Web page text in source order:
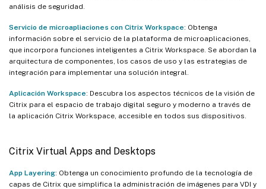
análisis de seguridad.
Servicio de microapliaciones con Citrix Workspace: Obtenga
información sobre el servicio de la plataforma de microaplicaciones,
que incorpora funciones inteligentes a Citrix Workspace. Se abordan la
arquitectura de componentes, los casos de uso y las estrategias de
integración para implementar una solución integral.
Aplicación Workspace: Descubra los aspectos técnicos de la visión de
Citrix para el espacio de trabajo digital seguro y moderno a través de
la aplicación Citrix Workspace, accesible en todos sus dispositivos.
Citrix Virtual Apps and Desktops
App Layering: Obtenga un conocimiento profundo de la tecnología de
capas de Citrix que simplifica la administración de imágenes para VDI y